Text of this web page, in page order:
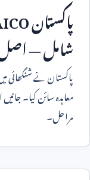
پاکستان
شامل — اصل
پاکستان نے شنگھائی
معاہدہ سائن کیا۔
مراحل۔